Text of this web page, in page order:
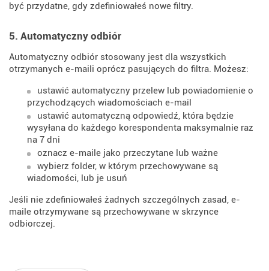
być przydatne, gdy zdefiniowałeś nowe filtry.
5. Automatyczny odbiór
Automatyczny odbiór stosowany jest dla wszystkich
otrzymanych e-maili oprócz pasujących do filtra. Możesz:
ustawić automatyczny przelew lub powiadomienie o
przychodzących wiadomościach e-mail
ustawić automatyczną odpowiedź, która będzie
wysyłana do każdego korespondenta maksymalnie raz
na 7 dni
oznacz e-maile jako przeczytane lub ważne
wybierz folder, w którym przechowywane są
wiadomości, lub je usuń
Jeśli nie zdefiniowałeś żadnych szczególnych zasad, e-
maile otrzymywane są przechowywane w skrzynce
odbiorczej.